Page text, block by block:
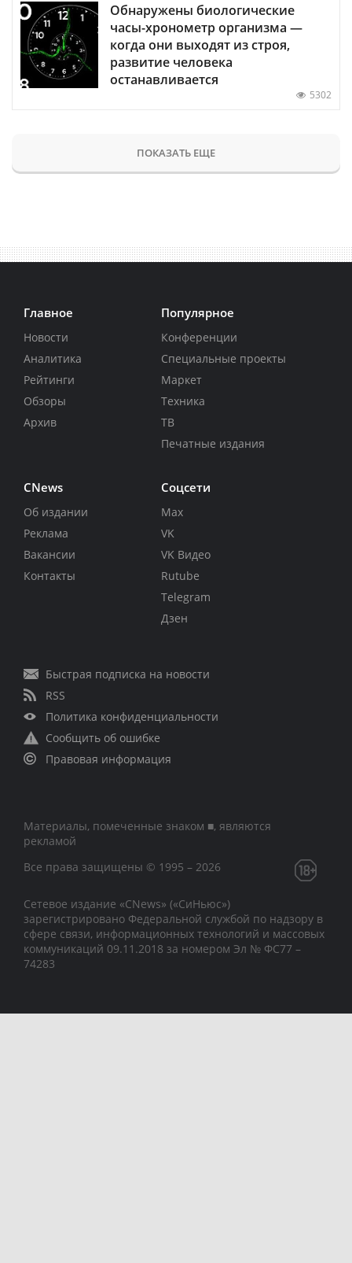
Обнаружены биологические
часы-хронометр организма —
когда они выходят из строя,
развитие человека
останавливается
5302
ПОКАЗАТЬ ЕЩЕ
Главное
Новости
Аналитика
Рейтинги
Обзоры
Архив
Популярное
Конференции
Специальные проекты
Маркет
Техника
ТВ
Печатные издания
CNews
Об издании
Реклама
Вакансии
Контакты
Соцсети
Max
VK
VK Видео
Rutube
Telegram
Дзен
Быстрая подписка на новости
RSS
Политика конфиденциальности
Сообщить об ошибке
Правовая информация
Материалы, помеченные знаком ■, являются
рекламой
Все права защищены © 1995 – 2026
Сетевое издание «CNews» («СиНьюс»)
зарегистрировано Федеральной службой по надзору в
сфере связи, информационных технологий и массовых
коммуникаций 09.11.2018 за номером Эл № ФС77 –
74283